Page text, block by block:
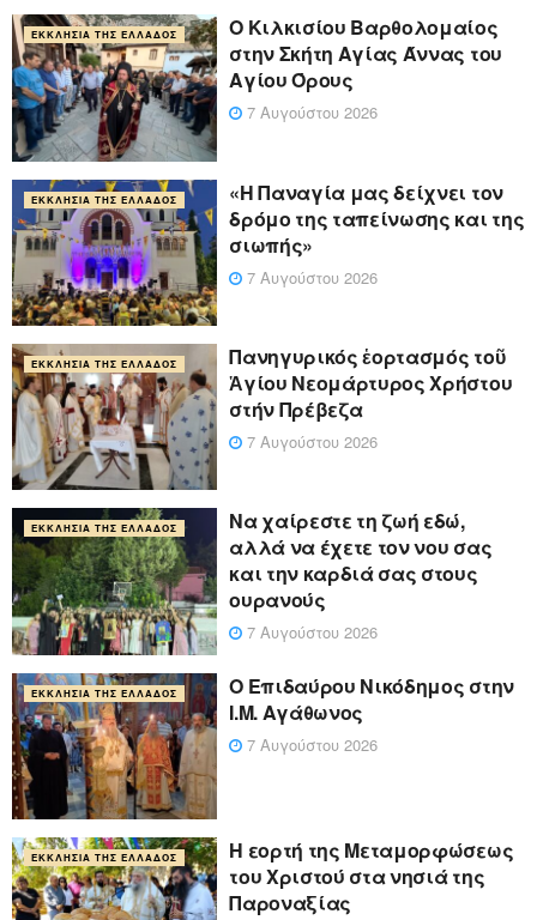
ΕΚΚΛΗΣΊΑ ΤΗΣ ΕΛΛΆΔΟΣ
Ο Κιλκισίου Βαρθολομαίος
στην Σκήτη Αγίας Άννας του
Αγίου Όρους
7 Αυγούστου 2026
ΕΚΚΛΗΣΊΑ ΤΗΣ ΕΛΛΆΔΟΣ
«Η Παναγία μας δείχνει τον
δρόμο της ταπείνωσης και της
σιωπής»
7 Αυγούστου 2026
ΕΚΚΛΗΣΊΑ ΤΗΣ ΕΛΛΆΔΟΣ
Πανηγυρικός ἑορτασμός τοῦ
Ἁγίου Νεομάρτυρος Χρήστου
στήν Πρέβεζα
7 Αυγούστου 2026
ΕΚΚΛΗΣΊΑ ΤΗΣ ΕΛΛΆΔΟΣ
Να χαίρεστε τη ζωή εδώ,
αλλά να έχετε τον νου σας
και την καρδιά σας στους
ουρανούς
7 Αυγούστου 2026
ΕΚΚΛΗΣΊΑ ΤΗΣ ΕΛΛΆΔΟΣ
Ο Επιδαύρου Νικόδημος στην
Ι.Μ. Αγάθωνος
7 Αυγούστου 2026
ΕΚΚΛΗΣΊΑ ΤΗΣ ΕΛΛΆΔΟΣ
Η εορτή της Μεταμορφώσεως
του Χριστού στα νησιά της
Παροναξίας